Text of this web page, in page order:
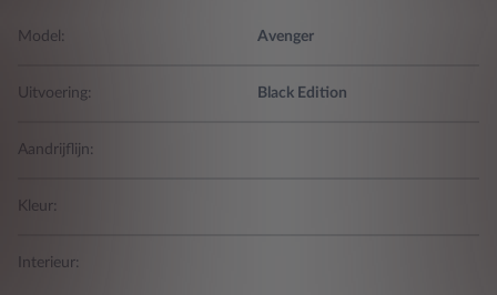
Model: Avenger
Uitvoering: Black Edition
Aandrijflijn:
Kleur:
Interieur: